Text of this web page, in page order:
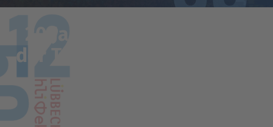
der Tafel Lübbecker Land –